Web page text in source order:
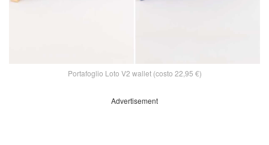
Portafoglio Loto V2 wallet (costo 22,95 €)
Advertisement